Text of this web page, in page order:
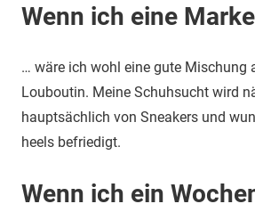
Wenn ich eine
… wäre ich wohl eine gute Mischung
Louboutin. Meine Schuhsucht wird
hauptsächlich von Sneakers und
heels befriedigt.
Wenn ich ein